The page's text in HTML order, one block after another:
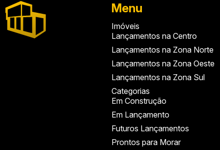
Menu
Imóveis
Lançamentos na Centro
Lançamentos na Zona Norte
Lançamentos na Zona Oeste
Lançamentos na Zona Sul
Categorias
Em Construção
Em Lançamento
Futuros Lançamentos
Prontos para Morar